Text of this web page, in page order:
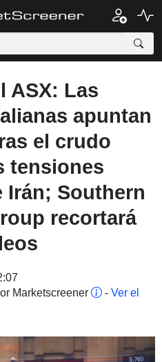
ASX: Las
apuntan
el crudo
tensiones
Irán; Southern
recortará
Marketscreener
- Ver el